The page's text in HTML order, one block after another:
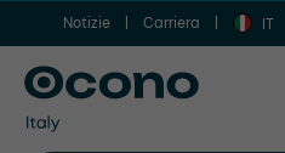
Vai al contenuto principale
Notizie Carriera IT